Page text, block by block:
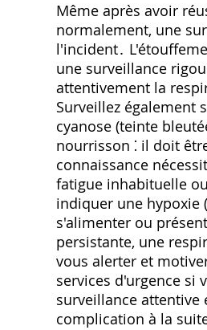
Même après avoir
normalement, une
l'incident․
une surveillance
attentivement la
Surveillez également
cyanose (teinte
nourrisson ⁚ il doit
connaissance
fatigue inhabituelle
indiquer une hypoxie
s'alimenter ou
persistante, une
vous alerter et
services d'urgence si
surveillance
complication à la